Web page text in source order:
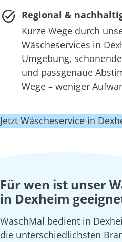
Regional &
Kurze Wege durch
Wäscheservices in
Umgebung,
und passgenaue
Wege – weniger
Jetzt Wäscheservice in
Für wen ist unser
in Dexheim
WaschMal bedient in
die unterschiedlichsten